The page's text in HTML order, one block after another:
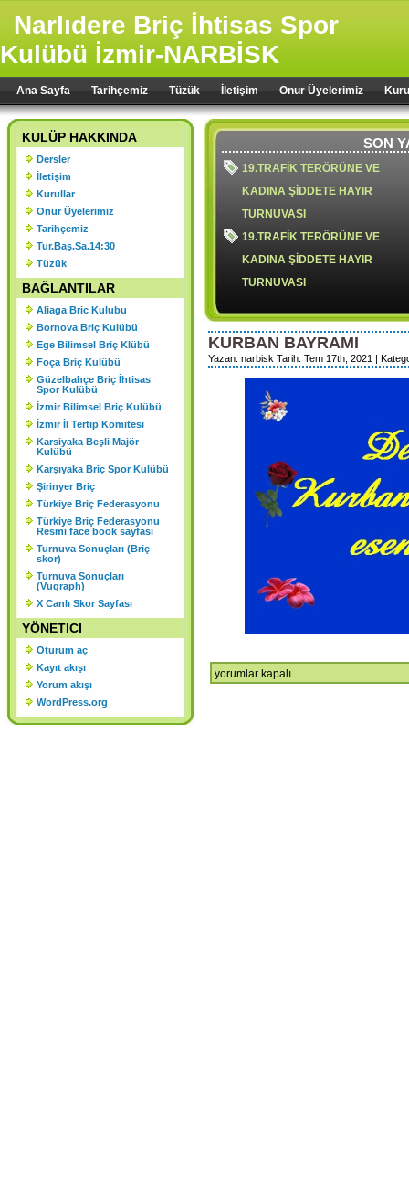
Narlıdere Briç İhtisas Spor
Kulübü İzmir-NARBİSK
Ana Sayfa Tarihçemiz Tüzük İletişim Onur Üyelerimiz
SON
19.TRAFİK TERÖRÜNE VE
KADINA ŞİDDETE HAYIR
TURNUVASI
19.TRAFİK TERÖRÜNE VE
KADINA ŞİDDETE HAYIR
TURNUVASI
18.TRAFİK TERÖRÜ VE
2024 YILI OLAĞAN GENEL
KURULU SONUCU ORGANLAR
ŞU ŞEKİLDE OLUŞMUŞTUR.
KURBAN BAYRAMI
Yazan: narbisk Tarih: Tem 17th, 2021 |
Kurban
yorumlar kapalı
KULÜP HAKKINDA
Dersler
İletişim
Kurullar
Onur Üyelerimiz
Tarihçemiz
Tur.Baş.Sa.14:30
Tüzük
BAĞLANTILAR
Aliaga Bric Kulubu
Bornova Briç Kulübü
Ege Bilimsel Briç Klübü
Foça Briç Kulübü
Güzelbahçe Briç İhtisas
Spor Kulübü
İzmir Bilimsel Briç Kulübü
İzmir İl Tertip Komitesi
Karsiyaka Beşli Majör
Kulübü
Karşıyaka Briç Spor Kulübü
Şirinyer Briç
Türkiye Briç Federasyonu
Türkiye Briç Federasyonu
Resmi face book sayfası
Turnuva Sonuçları (Briç
skor)
Turnuva Sonuçları
(Vugraph)
X Canlı Skor Sayfası
YÖNETICI
Oturum aç
Kayıt akışı
Yorum akışı
WordPress.org